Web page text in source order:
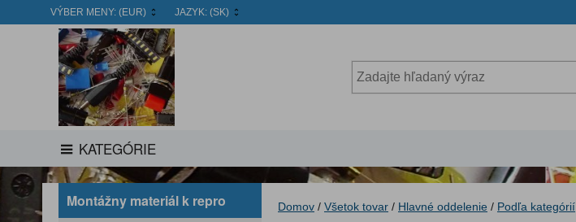
VÝBER MENY: (EUR) JAZYK: (SK)
KATEGÓRIE
Montážny materiál k repro Domov / Všetok tovar / Hlavné oddelenie / Podľa kategórií